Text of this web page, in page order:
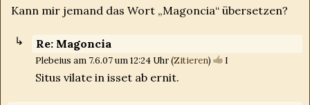
Kann mir jemand das Wort „Magoncia“ übersetzen?
Re: Magoncia
Plebeius am 7.6.07 um 12:24 Uhr (Zitieren) I
Situs vilate in isset ab ernit.